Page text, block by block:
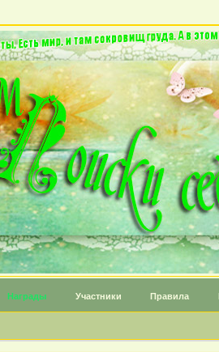
Награды Участники Правила